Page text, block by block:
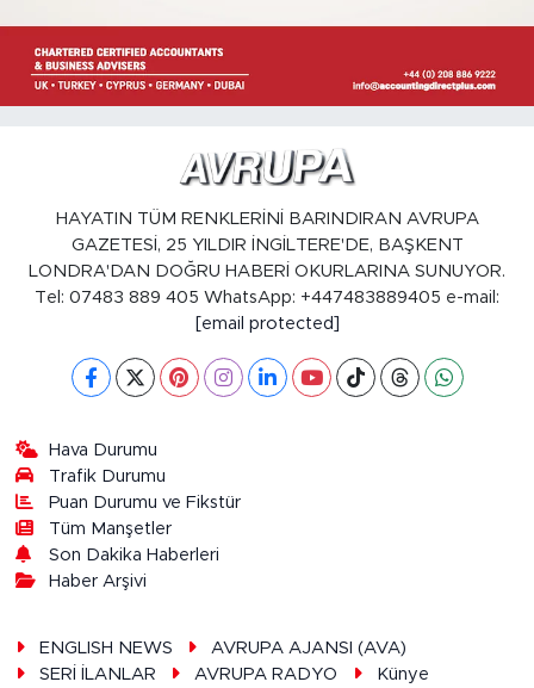
HAYATIN TÜM RENKLERİNİ BARINDIRAN AVRUPA
GAZETESİ, 25 YILDIR İNGİLTERE'DE, BAŞKENT
LONDRA'DAN DOĞRU HABERİ OKURLARINA SUNUYOR.
Tel: 07483 889 405 WhatsApp: +447483889405 e-mail:
[email protected]
Hava Durumu
Trafik Durumu
Puan Durumu ve Fikstür
Tüm Manşetler
Son Dakika Haberleri
Haber Arşivi
ENGLISH NEWS
AVRUPA AJANSI (AVA)
SERİ İLANLAR
AVRUPA RADYO Künye